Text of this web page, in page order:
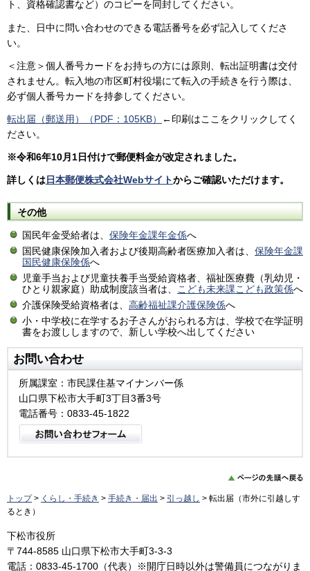
ト、資格確認書など）のコピーを同封してください。
また、日中に問い合わせのできる電話番号を必ず記入してくださ
い。
＜注意＞個人番号カードをお持ちの方には原則、転出証明書は交付
されません。転入地の市区町村役場にて転入の手続きを行う際は、
必ず個人番号カードを持参してください。
転出届（郵送用）（PDF：105KB）
←印刷はここをクリックしてく
ださい。
※令和6年10月1日付けで郵便料金が改定されました。
詳しくは日本郵便株式会社Webサイトからご確認いただけます。
その他
国民年金受給者は、 保険年金課年金係へ
国民健康保険加入者および後期高齢者医療加入者は、 保険年金課
国民健康保険係へ
児童手当および児童扶養手当受給資格者、福祉医療費（乳幼児・
ひとり親家庭）助成制度該当者は、
こども未来課こども政策係へ
介護保険受給資格者は、 高齢福祉課介護保険係へ
小・中学校に在学するお子さんがおられる方は、学校で在学証明
書をお渡ししますので、新しい学校へ出してください
お問い合わせ
所属課室：市民課住基マイナンバー係
山口県下松市大手町3丁目3番3号
電話番号：0833-45-1822
トップ> くらし・手続き > 手続き・届出 > 引っ越し > 転出届（市外に引越しす
るとき）
下松市役所
〒744-8585 山口県下松市大手町3-3-3
電話：0833-45-1700（代表）※開庁日時以外は警備員につながりま